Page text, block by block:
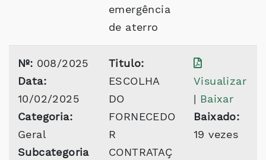
emergência
de aterro
Nº: 008/2025
Data:
10/02/2025
Categoria:
Geral
Subcategoria
Titulo:
ESCOLHA
DO
FORNECEDO
R
CONTRATAÇ
Visualizar
| Baixar
Baixado:
19 vezes